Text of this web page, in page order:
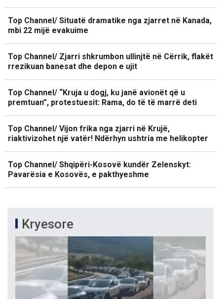
Top Channel/ Situatë dramatike nga zjarret në Kanada,
mbi 22 mijë evakuime
Top Channel/ Zjarri shkrumbon ullinjtë në Cërrik, flakët
rrezikuan banesat dhe depon e ujit
Top Channel/ “Kruja u dogj, ku janë avionët që u
premtuan”, protestuesit: Rama, do të të marrë deti
Top Channel/ Vijon frika nga zjarri në Krujë,
riaktivizohet një vatër! Ndërhyn ushtria me helikopter
Top Channel/ Shqipëri-Kosovë kundër Zelenskyt:
Pavarësia e Kosovës, e pakthyeshme
Kryesore